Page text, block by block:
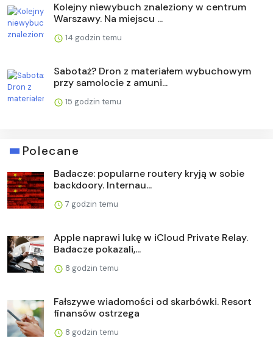
Kolejny niewybuch znaleziony w centrum
Warszawy. Na miejscu ...
14 godzin temu
Sabotaż? Dron z materiałem wybuchowym
przy samolocie z amuni...
15 godzin temu
Polecane
Badacze: popularne routery kryją w sobie
backdoory. Internau...
7 godzin temu
Apple naprawi lukę w iCloud Private Relay.
Badacze pokazali,...
8 godzin temu
Fałszywe wiadomości od skarbówki. Resort
finansów ostrzega
8 godzin temu